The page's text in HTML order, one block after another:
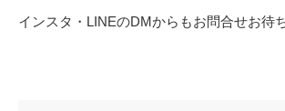
インスタ・LINEのDMからもお問合せお待